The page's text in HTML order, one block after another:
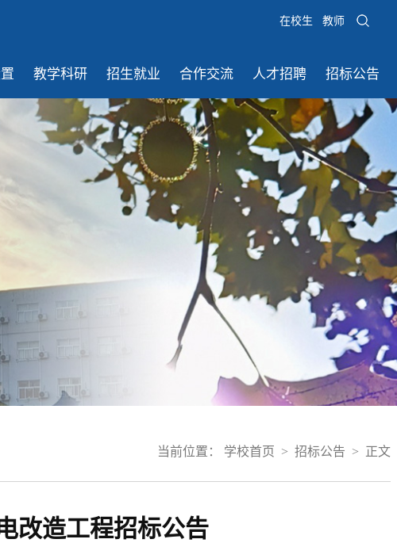
在校生 教师
教学科研 招生就业 合作交流 人才招聘 招标公告
当前位置： 学校首页 > 招标公告 > 正文
改造工程招标公告